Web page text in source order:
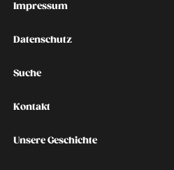
Impressum
Datenschutz
Suche
Kontakt
Unsere Geschichte